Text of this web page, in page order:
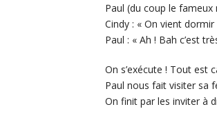
Paul (du coup le fameux
Cindy : « On vient
Paul : « Ah ! Bah c’est
On s’exécute ! Tout est
Paul nous fait visiter sa
On finit par les inviter à